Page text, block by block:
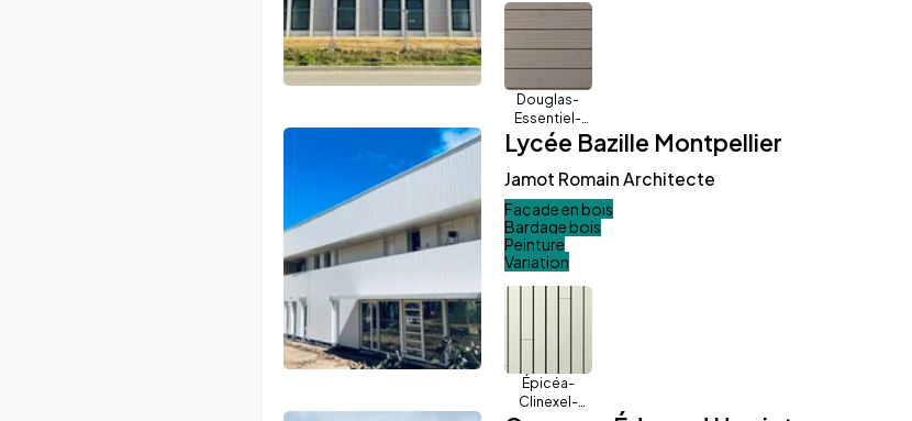
Douglas-
Essentiel-
Inca-Silver
Lycée Bazille Montpellier
Jamot Romain Architecte
Façade en bois
Bardage bois
Peinture
Variation
Épicéa-
Clinexel-